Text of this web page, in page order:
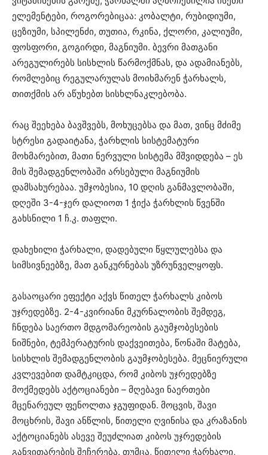
ელემენტები, როგორებიცაა: კობალტი, რუბიდიუმი,
ცეზიუმი, სპილენძი, თუთია, რკინა, ქლორი, კალიუმი,
ფოსფორი, გოგირდი, მაგნიუმი. ბევრი მათგანი
არეგულირებს სისხლის წარმოქმნას, და ადამიანებს,
რომლებიც რეგულარულას მოიხმარენ ჭარხალს,
თითქმის არ აწუხებთ სისხლნაკლებობა.
რაც შეეხება ბავშვებს, მოხუცებსა და მათ, ვინც მძიმე
სტრესი გადაიტანა, ჭარხლის სისტემატური
მოხმარებით, მათი ნერვული სისტემა მშვიდდება – ეს
მის შემადგენლობაში არსებული მაგნიუმის
დამსახურებაა. უმჯობესია, 10 დღის განმავლობაში,
დღეში 3-4-ჯერ დალიოთ 1 ჭიქა ჭარხლის წვენში
გახსნილი 1 ჩ.კ. თაფლი.
დახეხილი ჭარხალი, დადებული წყლულებსა და
სიმსივნეებზე, მათ განკურნებას უზრუნველყოფს.
გასაოცარი ეფექტი აქვს წითელ ჭარხალს კიბოს
უჯრედებზე. 2-4-კვირიანი მკურნალობის შემდეგ,
ჩნდება საერთო მდგომარეობის გაუმჯობესების
ნიშნები, ტემპერატურის დაქვეითება, წონაში მატება,
სისხლის შემადგენლობის გაუმჯობესება. მეცნიერული
კვლევებით დამტკიცდა, რომ კიბოს უჯრედებზე
მოქმედებს აქტოციანები – მღებავი ნაერთები
მცენარეულ ფენოლთა ჯგუფიდან. მოცვის, შავი
მოცხრის, შავი ანწლის, წითელი ღვინისა და კრაზანის
აქტოციანებს ასევე შეუძლიათ კიბოს უჯრედების
განვითარების შეჩერება. თუმცა, წითელი ჭარხალი,